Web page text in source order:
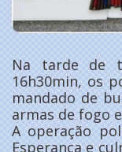
Na tarde de
16h30min, os
mandado de
armas de fogo
A operação
Esperança e